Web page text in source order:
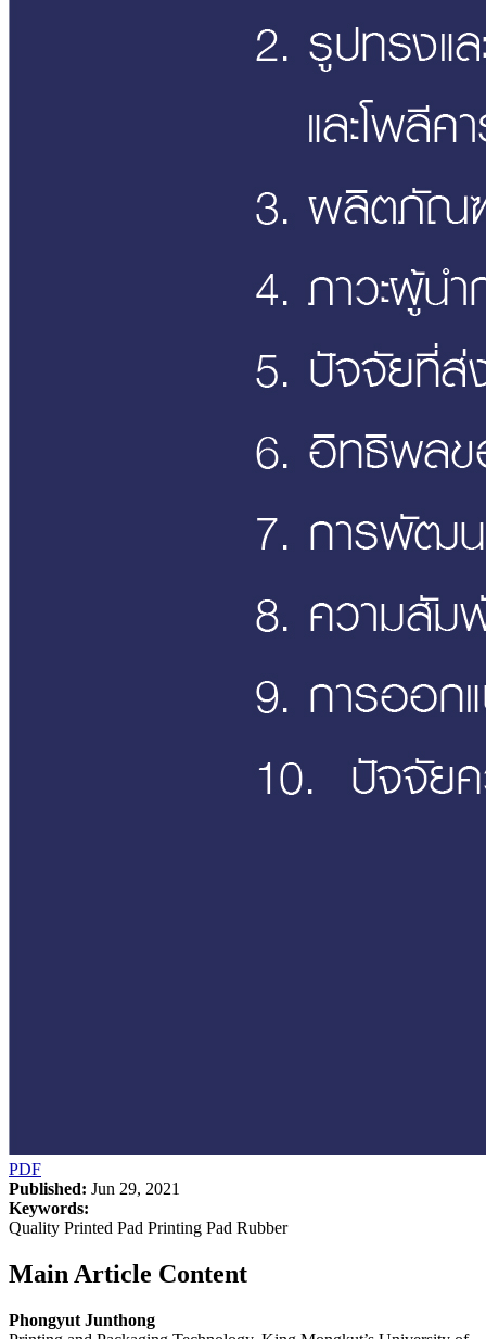
PDF
Published: Jun 29, 2021
Keywords:
Quality Printed Pad Printing Pad Rubber
Main Article Content
Phongyut Junthong